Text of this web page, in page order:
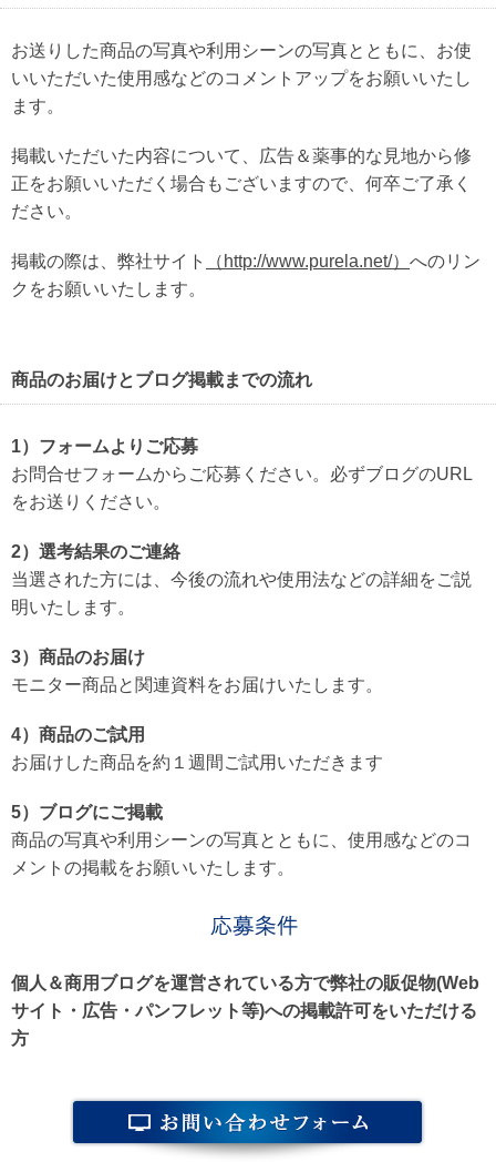
お送りした商品の写真や利用シーンの写真とともに、お使
いいただいた使用感などのコメントアップをお願いいたし
ます。
掲載いただいた内容について、広告＆薬事的な見地から修
正をお願いいただく場合もございますので、何卒ご了承く
ださい。
掲載の際は、弊社サイト （http://www.purela.net/） へのリン
クをお願いいたします。
商品のお届けとブログ掲載までの流れ
1）フォームよりご応募
お問合せフォームからご応募ください。必ずブログのURL
をお送りください。
2）選考結果のご連絡
当選された方には、今後の流れや使用法などの詳細をご説
明いたします。
3）商品のお届け
モニター商品と関連資料をお届けいたします。
4）商品のご試用
お届けした商品を約１週間ご試用いただきます
5）ブログにご掲載
商品の写真や利用シーンの写真とともに、使用感などのコ
メントの掲載をお願いいたします。
個人＆商用ブログを運営されている方で弊社の販促物(Web
サイト・広告・パンフレット等)への掲載許可をいただける
方